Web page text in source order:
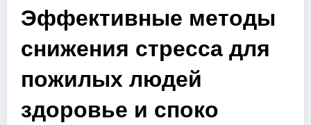
Эффективные методы
снижения стресса для
пожилых людей
здоровье и споко